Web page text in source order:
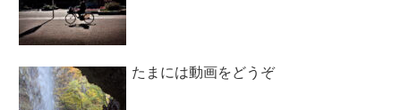
たまには動画をどうぞ